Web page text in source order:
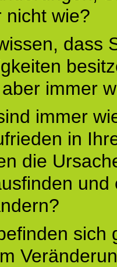
nicht wie?
dass
immer
immer
in
die
und
sich